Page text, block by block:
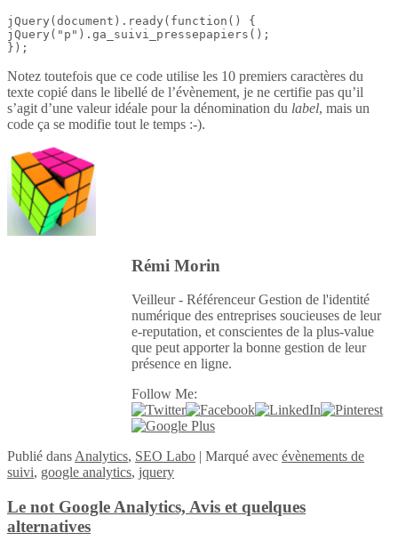
jQuery(document).ready(function() {
jQuery("p").ga_suivi_pressepapiers();
});
Notez toutefois que ce code utilise les 10 premiers caractères du
texte copié dans le libellé de l’évènement, je ne certifie pas qu’il
s’agit d’une valeur idéale pour la dénomination du label, mais un
code ça se modifie tout le temps :-).
Rémi Morin
Veilleur - Référenceur Gestion de l'identité
numérique des entreprises soucieuses de leur
e-reputation, et conscientes de la plus-value
que peut apporter la bonne gestion de leur
présence en ligne.
Follow Me:
Publié dans Analytics, SEO Labo | Marqué avec évènements de
suivi, google analytics, jquery
Le not Google Analytics, Avis et quelques
alternatives